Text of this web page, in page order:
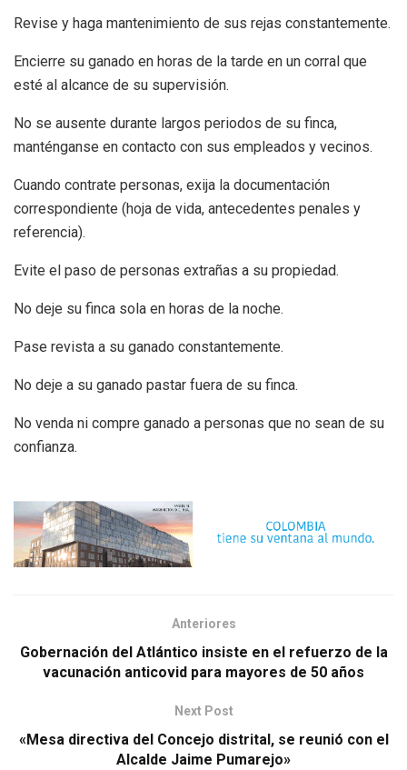
Revise y haga mantenimiento de sus rejas constantemente.
Encierre su ganado en horas de la tarde en un corral que
esté al alcance de su supervisión.
No se ausente durante largos periodos de su finca,
manténganse en contacto con sus empleados y vecinos.
Cuando contrate personas, exija la documentación
correspondiente (hoja de vida, antecedentes penales y
referencia).
Evite el paso de personas extrañas a su propiedad.
No deje su finca sola en horas de la noche.
Pase revista a su ganado constantemente.
No deje a su ganado pastar fuera de su finca.
No venda ni compre ganado a personas que no sean de su
confianza.
Anteriores
Gobernación del Atlántico insiste en el refuerzo de la
vacunación anticovid para mayores de 50 años
Next Post
«Mesa directiva del Concejo distrital, se reunió con el
Alcalde Jaime Pumarejo»